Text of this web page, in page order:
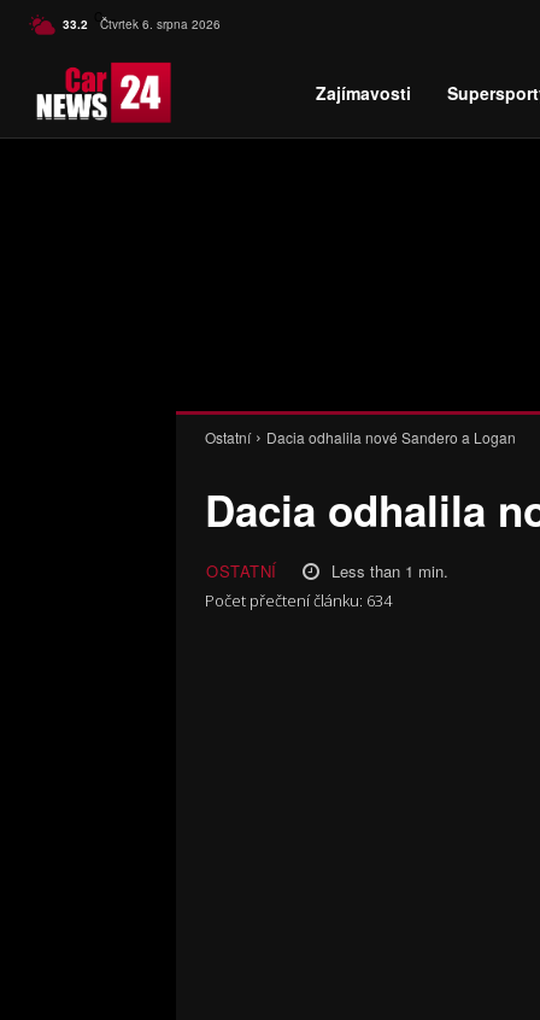
33.2 C Czech
Čtvrtek 6. srpna 2026
Zajímavosti
Ostatní Dacia odhalila nové Sandero a Logan
Dacia odhalila
OSTATNÍ Less than 1 min.
Počet přečtení článku: 634